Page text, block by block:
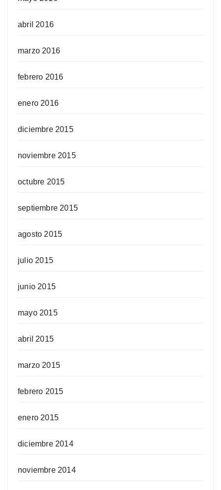
abril 2016
marzo 2016
febrero 2016
enero 2016
diciembre 2015
noviembre 2015
octubre 2015
septiembre 2015
agosto 2015
julio 2015
junio 2015
mayo 2015
abril 2015
marzo 2015
febrero 2015
enero 2015
diciembre 2014
noviembre 2014